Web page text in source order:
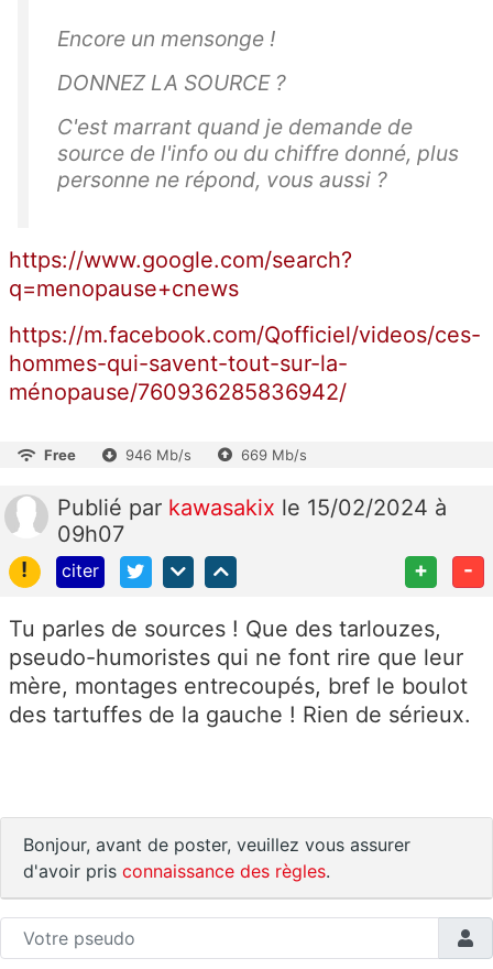
Encore un mensonge !
DONNEZ LA SOURCE ?
C'est marrant quand je demande de
source de l'info ou du chiffre donné, plus
personne ne répond, vous aussi ?
https://www.google.com/search?
q=menopause+cnews
https://m.facebook.com/Qofficiel/videos/ces-
hommes-qui-savent-tout-sur-la-
ménopause/760936285836942/
Free 946 Mb/s 669 Mb/s
Publié par kawasakix le 15/02/2024 à
09h07
!
citer + -
Tu parles de sources ! Que des tarlouzes,
pseudo-humoristes qui ne font rire que leur
mère, montages entrecoupés, bref le boulot
des tartuffes de la gauche ! Rien de sérieux.
Bonjour, avant de poster, veuillez vous assurer
d'avoir pris connaissance des règles.